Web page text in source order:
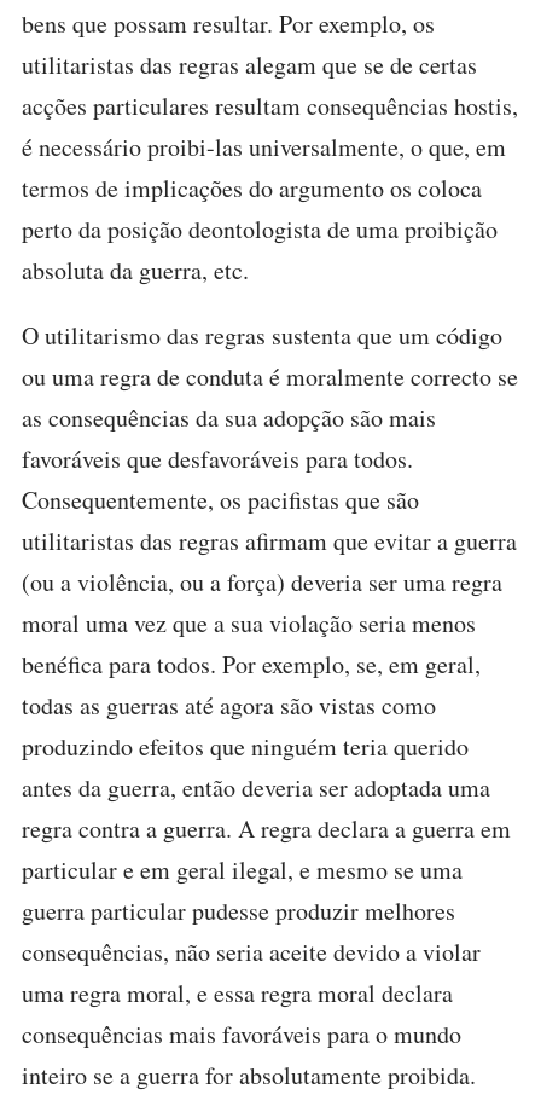
bens que possam resultar. Por exemplo, os
utilitaristas das regras alegam que se de certas
acções particulares resultam consequências hostis,
é necessário proibi-las universalmente, o que, em
termos de implicações do argumento os coloca
perto da posição deontologista de uma proibição
absoluta da guerra, etc.
O utilitarismo das regras sustenta que um código
ou uma regra de conduta é moralmente correcto se
as consequências da sua adopção são mais
favoráveis que desfavoráveis para todos.
Consequentemente, os pacifistas que são
utilitaristas das regras afirmam que evitar a guerra
(ou a violência, ou a força) deveria ser uma regra
moral uma vez que a sua violação seria menos
benéfica para todos. Por exemplo, se, em geral,
todas as guerras até agora são vistas como
produzindo efeitos que ninguém teria querido
antes da guerra, então deveria ser adoptada uma
regra contra a guerra. A regra declara a guerra em
particular e em geral ilegal, e mesmo se uma
guerra particular pudesse produzir melhores
consequências, não seria aceite devido a violar
uma regra moral, e essa regra moral declara
consequências mais favoráveis para o mundo
inteiro se a guerra for absolutamente proibida.